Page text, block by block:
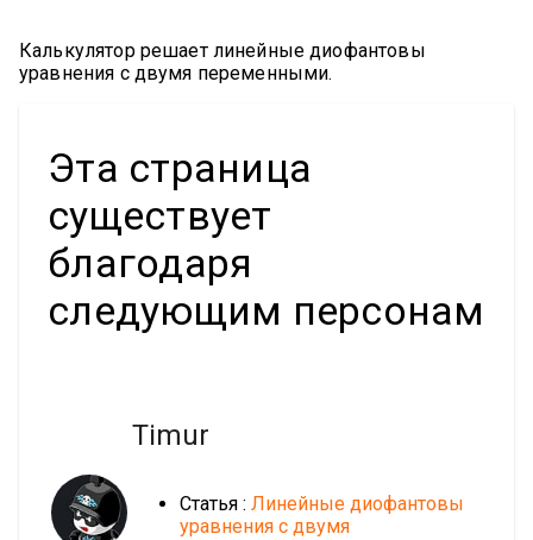
Калькулятор решает линейные диофантовы
уравнения с двумя переменными.
Эта страница
существует
благодаря
следующим персонам
Timur
Статья : Линейные диофантовы
уравнения с двумя